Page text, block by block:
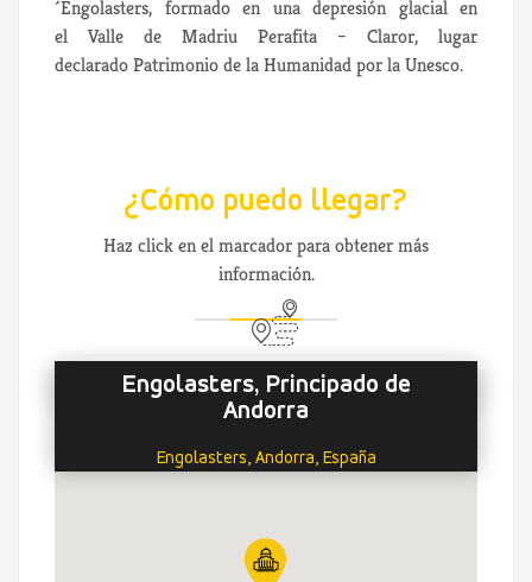
´Engolasters, formado en una depresión glacial en
el Valle de Madriu Perafita – Claror, lugar
declarado Patrimonio de la Humanidad por la Unesco.
¿Cómo puedo llegar?
Haz click en el marcador para obtener más
información.
Engolasters, Principado de
Andorra
Engolasters, Andorra, España